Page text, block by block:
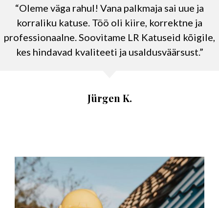
“Oleme väga rahul! Vana palkmaja sai uue ja
korraliku katuse. Töö oli kiire, korrektne ja
professionaalne. Soovitame LR Katuseid kõigile,
kes hindavad kvaliteeti ja usaldusväärsust.”
Jürgen K.
“Töö sujus suurepäraselt! Suvila vana
eterniitkatus vahetati kiiresti ja puhtalt uueks.
Meeskond oli sõbralik ja tähtaegadest peeti kinni.
Tõeliselt usaldusväärne teenus!”